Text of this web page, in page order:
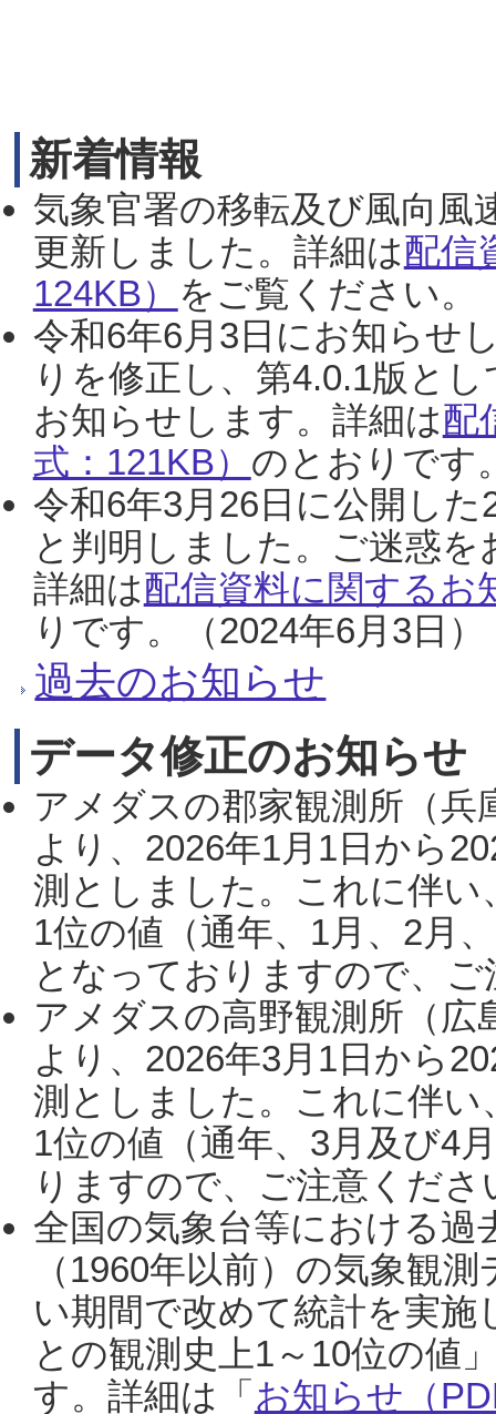
新着情報
気象官署の移転及び風向風
更新しました。詳細は配信
124KB） をご覧ください。
令和6年6月3日にお知らせ
りを修正し、第4.0.1版と
お知らせします。詳細は配
式：121KB） のとおりです
令和6年3月26日に公開し
と判明しました。ご迷惑
詳細は配信資料に関するお
りです。（2024年6月3日）
過去のお知らせ
データ修正のお知らせ
アメダスの郡家観測所（
より、2026年1月1日から
測としました。これに伴い
1位の値（通年、1月、2月
となっておりますので、
アメダスの高野観測所（
より、2026年3月1日から
測としました。これに伴い
1位の値（通年、3月及び4
りますので、ご注意くだ
全国の気象台等における過
（1960年以前）の気象観
い期間で改めて統計を実
との観測史上1～10位の値
す。詳細は「 お知らせ（